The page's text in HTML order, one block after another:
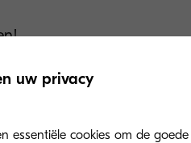
uw privacy
essentiële cookies om de